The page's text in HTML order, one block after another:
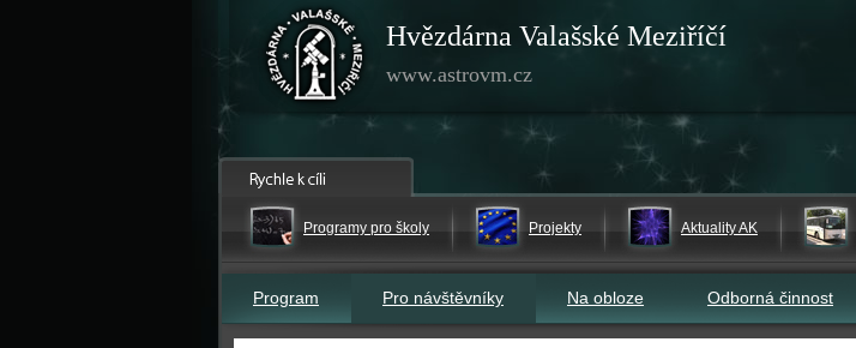
Hvězdárna Valašské Meziříčí
www.astrovm.cz
Programy pro školy Projekty Aktuality AK
Program Pro návštěvníky Na obloze Odborná činnost